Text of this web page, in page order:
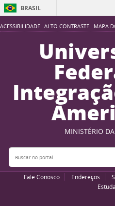
ACESSIBILIDADE ALTO CONTRASTE MAPA
BRASIL
MINISTÉRIO
Buscar no portal
Fale Conosco Endereços